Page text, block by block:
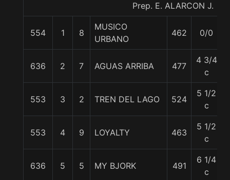
Prep. E. ALARCON J.
554 1 8
MUSICO
URBANO
462 0/0
636 2 7 AGUAS ARRIBA 477
4 3/4
c
553 3 2 TREN DEL LAGO 524
5 1/2
c
553 4 9 LOYALTY 463
5 1/2
c
636 5 5 MY BJORK 491
6 1/4
c